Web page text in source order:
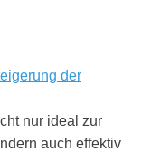
der
nur ideal zur
auch effektiv